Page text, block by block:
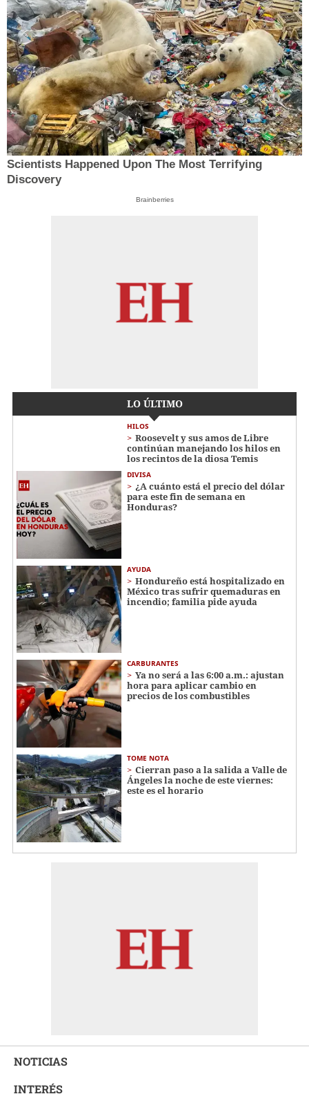
Scientists Happened Upon The Most Terrifying
Discovery
Brainberries
LO ÚLTIMO
HILOS
Roosevelt y sus amos de Libre
continúan manejando los hilos en
los recintos de la diosa Temis
DIVISA
¿A cuánto está el precio del dólar
para este fin de semana en
Honduras?
AYUDA
Hondureño está hospitalizado en
México tras sufrir quemaduras en
incendio; familia pide ayuda
CARBURANTES
Ya no será a las 6:00 a.m.: ajustan
hora para aplicar cambio en
precios de los combustibles
TOME NOTA
Cierran paso a la salida a Valle de
Ángeles la noche de este viernes:
este es el horario
NOTICIAS
INTERÉS